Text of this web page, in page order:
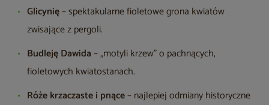
Glicynię– spektakularne fioletowe grona kwiatów
zwisające z pergoli.
Budleję Dawida– „motyli krzew” o pachnących,
fioletowych kwiatostanach.
Róże krzaczaste i pnące– najlepiej odmiany historyczne